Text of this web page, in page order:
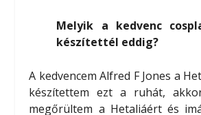
Melyik a kedvenc
készítettél eddig?
A kedvencem Alfred F Jones a
készítettem ezt a ruhát,
megőrültem a Hetaliáért és